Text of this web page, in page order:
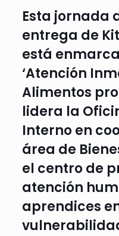
Esta jornada
entrega de
está
‘Atención
Alimentos
lidera la
Interno en
área de
el centro de
atención
aprendices